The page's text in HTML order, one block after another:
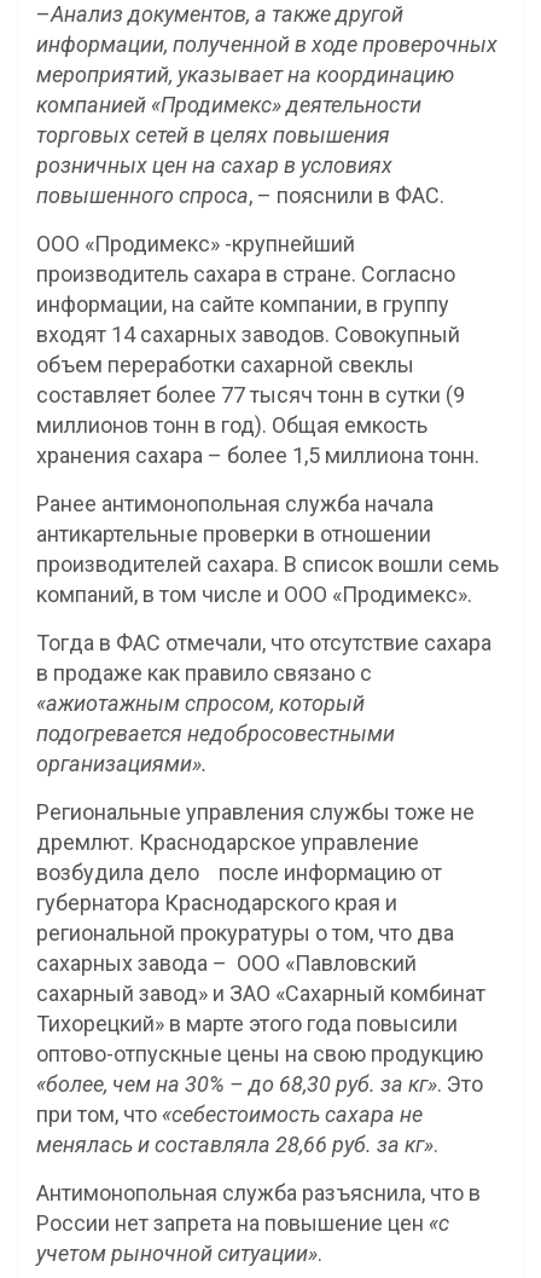
–Анализ документов, а также другой
информации, полученной в ходе проверочных
мероприятий, указывает на координацию
компанией «Продимекс» деятельности
торговых сетей в целях повышения
розничных цен на сахар в условиях
повышенного спроса, – пояснили в ФАС.
ООО «Продимекс» -крупнейший
производитель сахара в стране. Согласно
информации, на сайте компании, в группу
входят 14 сахарных заводов. Совокупный
объем переработки сахарной свеклы
составляет более 77 тысяч тонн в сутки (9
миллионов тонн в год). Общая емкость
хранения сахара – более 1,5 миллиона тонн.
Ранее антимонопольная служба начала
антикартельные проверки в отношении
производителей сахара. В список вошли семь
компаний, в том числе и ООО «Продимекс».
Тогда в ФАС отмечали, что отсутствие сахара
в продаже как правило связано с
«ажиотажным спросом, который
подогревается недобросовестными
организациями».
Региональные управления службы тоже не
дремлют. Краснодарское управление
возбудила дело после информацию от
губернатора Краснодарского края и
региональной прокуратуры о том, что два
сахарных завода – ООО «Павловский
сахарный завод» и ЗАО «Сахарный комбинат
Тихорецкий» в марте этого года повысили
оптово-отпускные цены на свою продукцию
«более, чем на 30% – до 68,30 руб. за кг». Это
при том, что «себестоимость сахара не
менялась и составляла 28,66 руб. за кг».
Антимонопольная служба разъяснила, что в
России нет запрета на повышение цен «с
учетом рыночной ситуации».